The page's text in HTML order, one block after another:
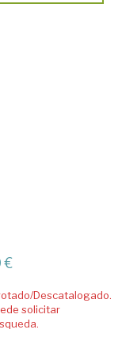
€
Descatalogado.
solicitar